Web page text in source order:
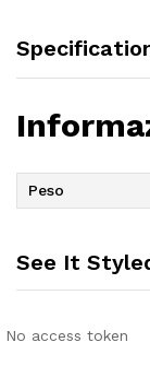
Peso
See It
No access token